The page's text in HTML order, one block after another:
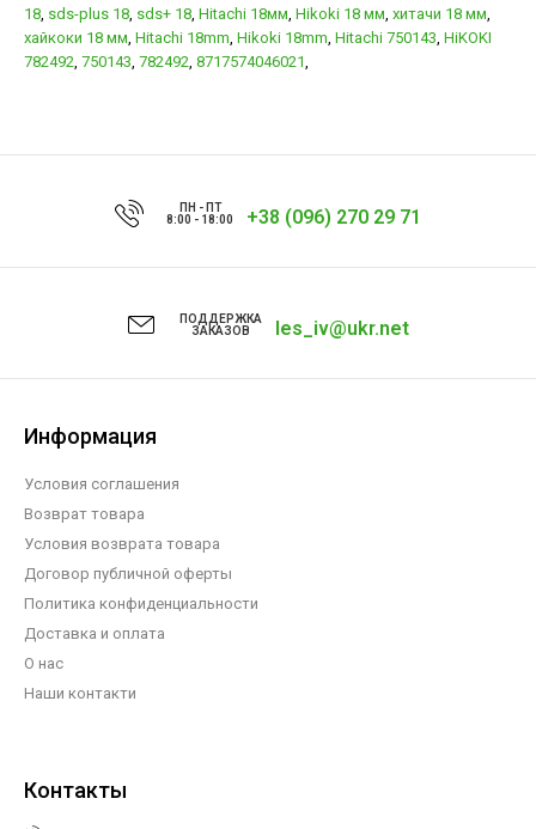
18, sds-plus 18, sds+ 18, Hitachi 18мм, Hikoki 18 мм, хитачи 18 мм,
хайкоки 18 мм, Hitachi 18mm, Hikoki 18mm, Hitachi 750143, HiKOKI
782492, 750143, 782492, 8717574046021,
ПН - ПТ
8:00 - 18:00
+38 (096) 270 29 71
ПОДДЕРЖКА
ЗАКАЗОВ
les_iv@ukr.net
Информация
Условия соглашения
Возврат товара
Условия возврата товара
Договор публичной оферты
Политика конфиденциальности
Доставка и оплата
О нас
Наши контакти
Контакты